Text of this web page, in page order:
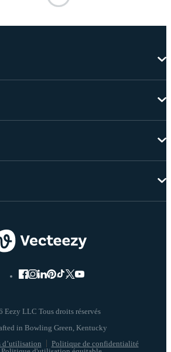
Eezy LLC Tous droits réservés
Politique de confidentialité